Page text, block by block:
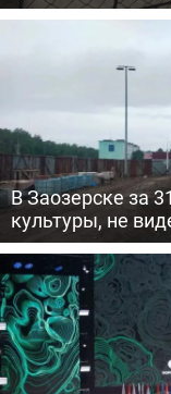
В Заозерске за
культуры, не